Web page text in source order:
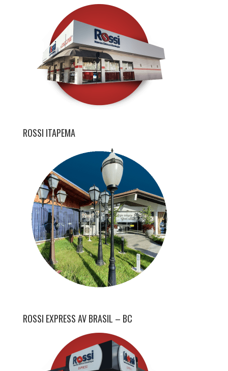
ROSSI ITAPEMA
ROSSI EXPRESS AV BRASIL – BC